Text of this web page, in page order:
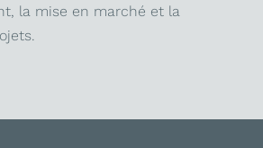
la mise en marché et la